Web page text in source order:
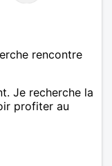
rencontre
Je recherche la
profiter au